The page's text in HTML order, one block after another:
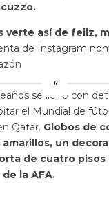
verte así de feliz,
de Instagram
se llenó con
el Mundial de
Qatar. Globos de
un
de cuatro pisos
la AFA.